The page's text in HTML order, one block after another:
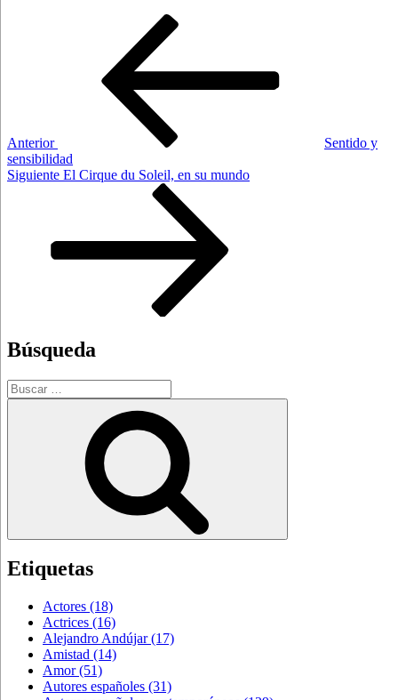
Anterior
Sentido y
sensibilidad
Siguiente
Siguiente El Cirque du Soleil, en su mundo
Búsqueda
Buscar
por:
Etiquetas
Actores (18)
Actrices (16)
Alejandro Andújar(17)
Amistad (14)
Amor(51)
Autores españoles (31)